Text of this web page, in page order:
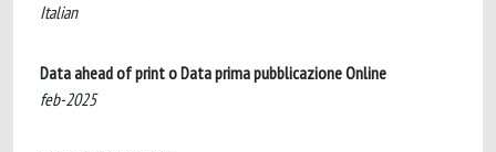
Italian
Data ahead of print o Data prima pubblicazione Online
feb-2025